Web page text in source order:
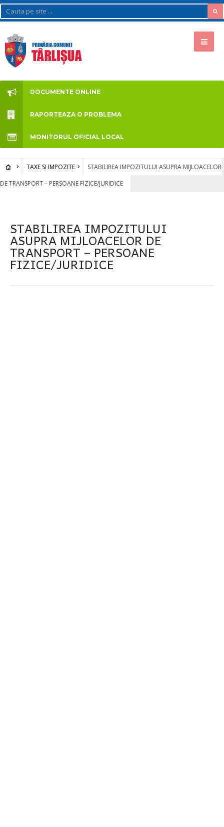
DOCUMENTE ONLINE
RAPORTEAZA O PROBLEMA
MONITORUL OFICIAL LOCAL
TAXE SI IMPOZITE
STABILIREA IMPOZITULUI ASUPRA MIJLOACELOR
DE TRANSPORT – PERSOANE FIZICE/JURIDICE
STABILIREA IMPOZITULUI
ASUPRA MIJLOACELOR DE
TRANSPORT – PERSOANE
FIZICE/JURIDICE